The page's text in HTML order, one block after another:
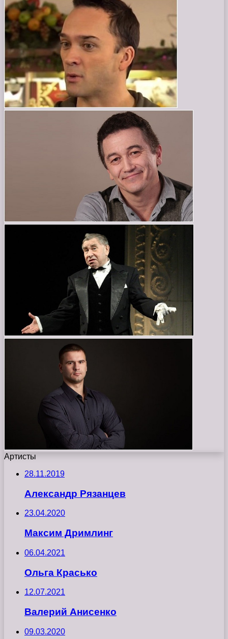
Артисты
28.11.2019
Александр Рязанцев
23.04.2020
Максим Дримлинг
06.04.2021
Ольга Красько
12.07.2021
Валерий Анисенко
09.03.2020